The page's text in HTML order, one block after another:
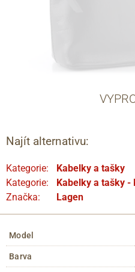
Najít alternativu:
Kategorie:
Kabelky a tašky
Kategorie:
Kabelky a tašky -
Značka:
Lagen
Model
Barva